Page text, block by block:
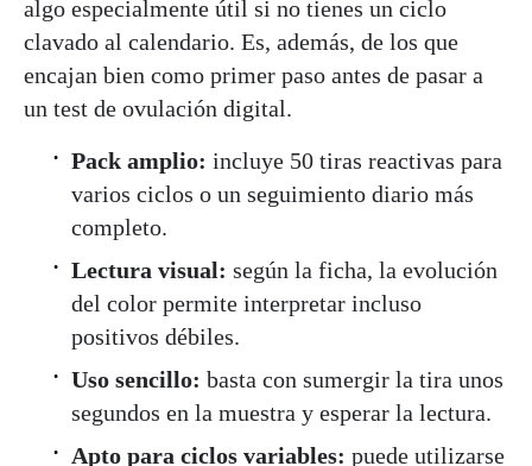
algo especialmente útil si no tienes un ciclo
clavado al calendario. Es, además, de los que
encajan bien como primer paso antes de pasar a
un test de ovulación digital.
Pack amplio: incluye 50 tiras reactivas para
varios ciclos o un seguimiento diario más
completo.
Lectura visual: según la ficha, la evolución
del color permite interpretar incluso
positivos débiles.
Uso sencillo: basta con sumergir la tira unos
segundos en la muestra y esperar la lectura.
Apto para ciclos variables: puede utilizarse